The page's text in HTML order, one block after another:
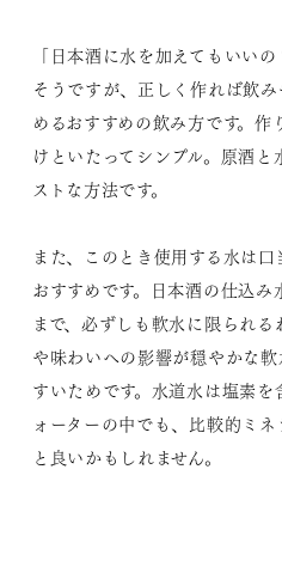
「日本酒に水を加えてもいい
そうですが、正しく作れば飲
めるおすすめの飲み方です。
けといたってシンプル。原酒
ストな方法です。
また、このとき使用する水は
おすすめです。日本酒の仕込
まで、必ずしも軟水に限られ
や味わいへの影響が穏やかな
すいためです。水道水は塩素
ォーターの中でも、比較的ミ
と良いかもしれません。